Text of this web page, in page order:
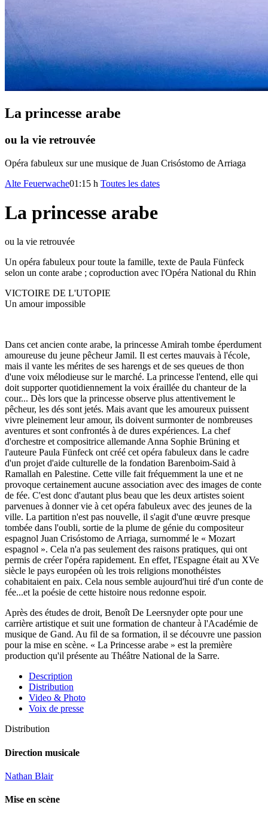
La princesse arabe
ou la vie retrouvée
Opéra fabuleux sur une musique de Juan Crisóstomo de Arriaga
Alte Feuerwache01:15 h Toutes les dates
La princesse arabe
ou la vie retrouvée
Un opéra fabuleux pour toute la famille, texte de Paula Fünfeck
selon un conte arabe ; coproduction avec l'Opéra National du Rhin
VICTOIRE DE L'UTOPIE
Un amour impossible
Dans cet ancien conte arabe, la princesse Amirah tombe éperdument
amoureuse du jeune pêcheur Jamil. Il est certes mauvais à l'école,
mais il vante les mérites de ses harengs et de ses queues de thon
d'une voix mélodieuse sur le marché. La princesse l'entend, elle qui
doit supporter quotidiennement la voix éraillée du chanteur de la
cour... Dès lors que la princesse observe plus attentivement le
pêcheur, les dés sont jetés. Mais avant que les amoureux puissent
vivre pleinement leur amour, ils doivent surmonter de nombreuses
aventures et sont confrontés à de dures expériences. La chef
d'orchestre et compositrice allemande Anna Sophie Brüning et
l'auteure Paula Fünfeck ont créé cet opéra fabuleux dans le cadre
d'un projet d'aide culturelle de la fondation Barenboim-Said à
Ramallah en Palestine. Cette ville fait fréquemment la une et ne
provoque certainement aucune association avec des images de conte
de fée. C'est donc d'autant plus beau que les deux artistes soient
parvenues à donner vie à cet opéra fabuleux avec des jeunes de la
ville. La partition n'est pas nouvelle, il s'agit d'une œuvre presque
tombée dans l'oubli, sortie de la plume de génie du compositeur
espagnol Juan Crisóstomo de Arriaga, surnommé le « Mozart
espagnol ». Cela n'a pas seulement des raisons pratiques, qui ont
permis de créer l'opéra rapidement. En effet, l'Espagne était au XVe
siècle le pays européen où les trois religions monothéistes
cohabitaient en paix. Cela nous semble aujourd'hui tiré d'un conte de
fée...et la poésie de cette histoire nous redonne espoir.
Après des études de droit, Benoît De Leersnyder opte pour une
carrière artistique et suit une formation de chanteur à l'Académie de
musique de Gand. Au fil de sa formation, il se découvre une passion
pour la mise en scène. « La Princesse arabe » est la première
production qu'il présente au Théâtre National de la Sarre.
Description
Distribution
Video & Photo
Voix de presse
Distribution
Direction musicale
Nathan Blair
Mise en scène